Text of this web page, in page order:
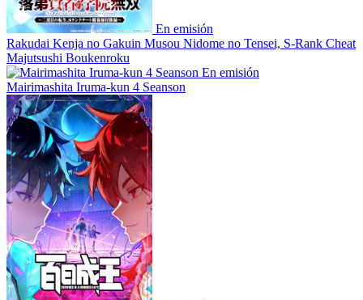
En emisión
Rakudai Kenja no Gakuin Musou Nidome no Tensei, S-Rank Cheat
Majutsushi Boukenroku
En emisión
Mairimashita Iruma-kun 4 Seanson